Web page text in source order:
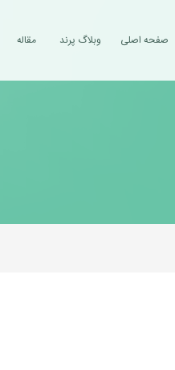
صفحه اصلی وبلاگ پرند مقاله